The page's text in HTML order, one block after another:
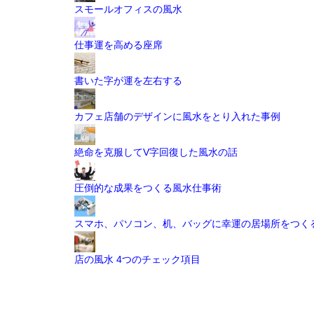
スモールオフィスの風水
仕事運を高める座席
書いた字が運を左右する
カフェ店舗のデザインに風水をとり入れた事例
絶命を克服してV字回復した風水の話
圧倒的な成果をつくる風水仕事術
スマホ、パソコン、机、バッグに幸運の居場所をつく
店の風水 4つのチェック項目